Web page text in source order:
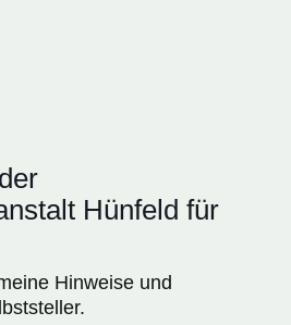
Hünfeld für
Hinweise und